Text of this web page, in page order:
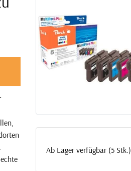
Ab Lager verfügbar (5 Stk.)